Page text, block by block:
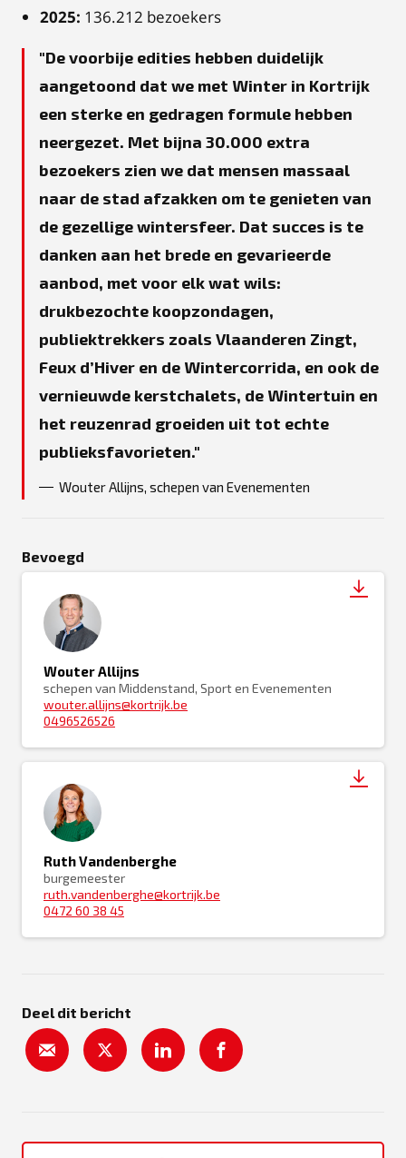
2025: 136.212 bezoekers
De voorbije edities hebben duidelijk
aangetoond dat we met Winter in Kortrijk
een sterke en gedragen formule hebben
neergezet. Met bijna 30.000 extra
bezoekers zien we dat mensen massaal
naar de stad afzakken om te genieten van
de gezellige wintersfeer. Dat succes is te
danken aan het brede en gevarieerde
aanbod, met voor elk wat wils:
drukbezochte koopzondagen,
publiektrekkers zoals Vlaanderen Zingt,
Feux d’Hiver en de Wintercorrida, en ook de
vernieuwde kerstchalets, de Wintertuin en
het reuzenrad groeiden uit tot echte
publieksfavorieten.
Wouter Allijns, schepen van Evenementen
Bevoegd
Wouter Allijns
schepen van Middenstand, Sport en Evenementen
wouter.allijns@kortrijk.be
0496526526
Ruth Vandenberghe
burgemeester
ruth.vandenberghe@kortrijk.be
0472 60 38 45
Deel dit bericht